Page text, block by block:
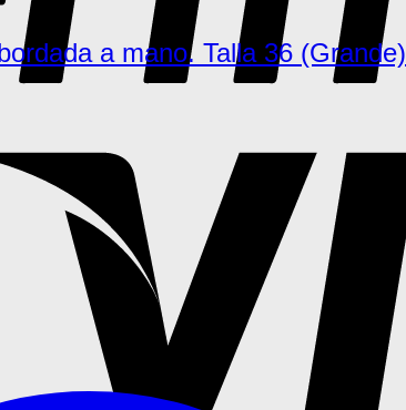
a mano. Talla 36 (Grande)